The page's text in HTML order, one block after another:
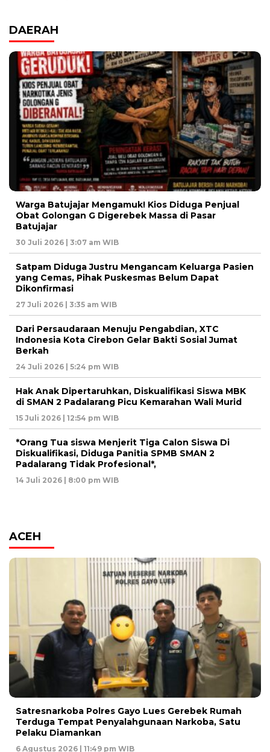
DAERAH
Warga Batujajar Mengamuk! Kios Diduga Penjual
Obat Golongan G Digerebek Massa di Pasar
Batujajar
30 Juli 2026 | 3:07 am WIB
Satpam Diduga Justru Mengancam Keluarga Pasien
yang Cemas, Pihak Puskesmas Belum Dapat
Dikonfirmasi
27 Juli 2026 | 3:35 am WIB
Dari Persaudaraan Menuju Pengabdian, XTC
Indonesia Kota Cirebon Gelar Bakti Sosial Jumat
Berkah
24 Juli 2026 | 5:24 pm WIB
Hak Anak Dipertaruhkan, Diskualifikasi Siswa MBK
di SMAN 2 Padalarang Picu Kemarahan Wali Murid
15 Juli 2026 | 12:54 pm WIB
*Orang Tua siswa Menjerit Tiga Calon Siswa Di
Diskualifikasi, Diduga Panitia SPMB SMAN 2
Padalarang Tidak Profesional*,
14 Juli 2026 | 8:00 pm WIB
ACEH
Satresnarkoba Polres Gayo Lues Gerebek Rumah
Terduga Tempat Penyalahgunaan Narkoba, Satu
Pelaku Diamankan
6 Agustus 2026 | 11:49 pm WIB